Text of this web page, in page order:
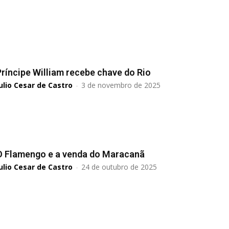
William recebe chave do Rio
Cesar de Castro - 3 de novembro de 2025
Flamengo e a venda do Maracanã
Cesar de Castro - 24 de outubro de 2025